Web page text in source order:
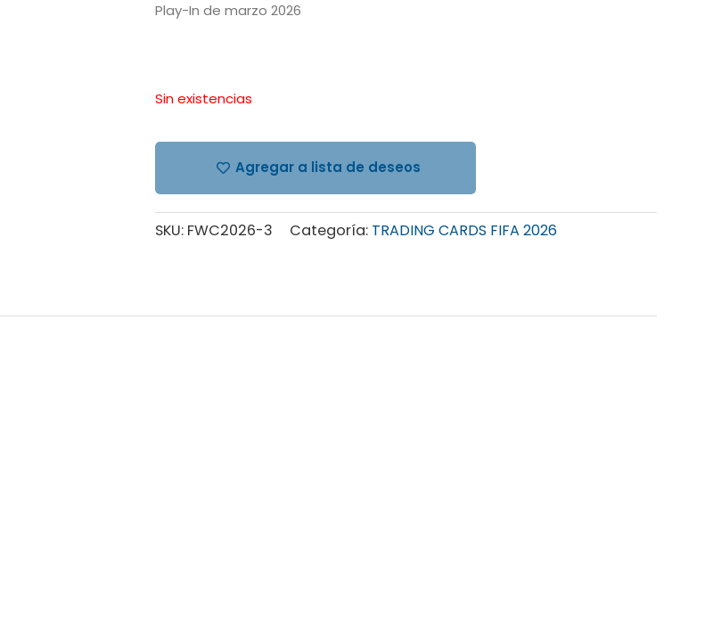
Play-In de marzo 2026
Sin existencias
Agregar a lista de deseos
SKU: FWC2026-3 Categoría: TRADING CARDS FIFA 2026